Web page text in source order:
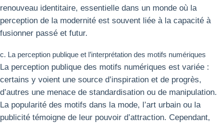
renouveau identitaire, essentielle dans un monde où la
perception de la modernité est souvent liée à la capacité à
fusionner passé et futur.
c. La perception publique et l’interprétation des motifs numériques
La perception publique des motifs numériques est variée :
certains y voient une source d’inspiration et de progrès,
d’autres une menace de standardisation ou de manipulation.
La popularité des motifs dans la mode, l’art urbain ou la
publicité témoigne de leur pouvoir d’attraction. Cependant,